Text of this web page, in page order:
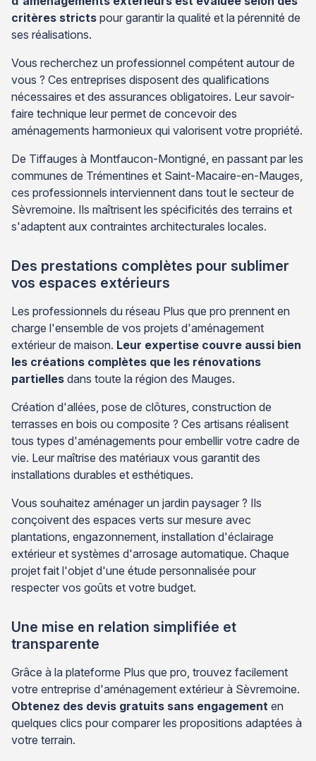
critères stricts pour garantir la qualité et la pérennité de
ses réalisations.
Vous recherchez un professionnel compétent autour de
vous ? Ces entreprises disposent des qualifications
nécessaires et des assurances obligatoires. Leur savoir-
faire technique leur permet de concevoir des
aménagements harmonieux qui valorisent votre propriété.
De Tiffauges à Montfaucon-Montigné, en passant par les
communes de Trémentines et Saint-Macaire-en-Mauges,
ces professionnels interviennent dans tout le secteur de
Sèvremoine. Ils maîtrisent les spécificités des terrains et
s'adaptent aux contraintes architecturales locales.
Des prestations complètes pour sublimer
vos espaces extérieurs
Les professionnels du réseau Plus que pro prennent en
charge l'ensemble de vos projets d'aménagement
extérieur de maison. Leur expertise couvre aussi bien
les créations complètes que les rénovations
partielles dans toute la région des Mauges.
Création d'allées, pose de clôtures, construction de
terrasses en bois ou composite ? Ces artisans réalisent
tous types d'aménagements pour embellir votre cadre de
vie. Leur maîtrise des matériaux vous garantit des
installations durables et esthétiques.
Vous souhaitez aménager un jardin paysager ? Ils
conçoivent des espaces verts sur mesure avec
plantations, engazonnement, installation d'éclairage
extérieur et systèmes d'arrosage automatique. Chaque
projet fait l'objet d'une étude personnalisée pour
respecter vos goûts et votre budget.
Une mise en relation simplifiée et
transparente
Grâce à la plateforme Plus que pro, trouvez facilement
votre entreprise d'aménagement extérieur à Sèvremoine.
Obtenez des devis gratuits sans engagement en
quelques clics pour comparer les propositions adaptées à
votre terrain.